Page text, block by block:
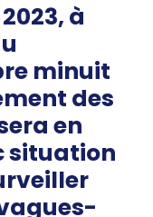
à
minuit
des
en
situation